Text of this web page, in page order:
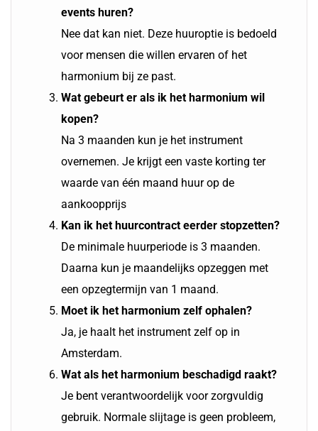
events huren?
Nee dat kan niet. Deze huuroptie is bedoeld
voor mensen die willen ervaren of het
harmonium bij ze past.
Wat gebeurt er als ik het harmonium wil
kopen?
Na 3 maanden kun je het instrument
overnemen. Je krijgt een vaste korting ter
waarde van één maand huur op de
aankoopprijs
Kan ik het huurcontract eerder stopzetten?
De minimale huurperiode is 3 maanden.
Daarna kun je maandelijks opzeggen met
een opzegtermijn van 1 maand.
Moet ik het harmonium zelf ophalen?
Ja, je haalt het instrument zelf op in
Amsterdam.
Wat als het harmonium beschadigd raakt?
Je bent verantwoordelijk voor zorgvuldig
gebruik. Normale slijtage is geen probleem,